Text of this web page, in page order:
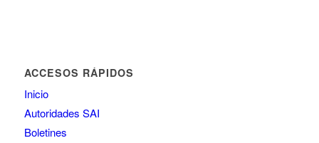
ACCESOS RÁPIDOS
Inicio
Autoridades SAI
Boletines